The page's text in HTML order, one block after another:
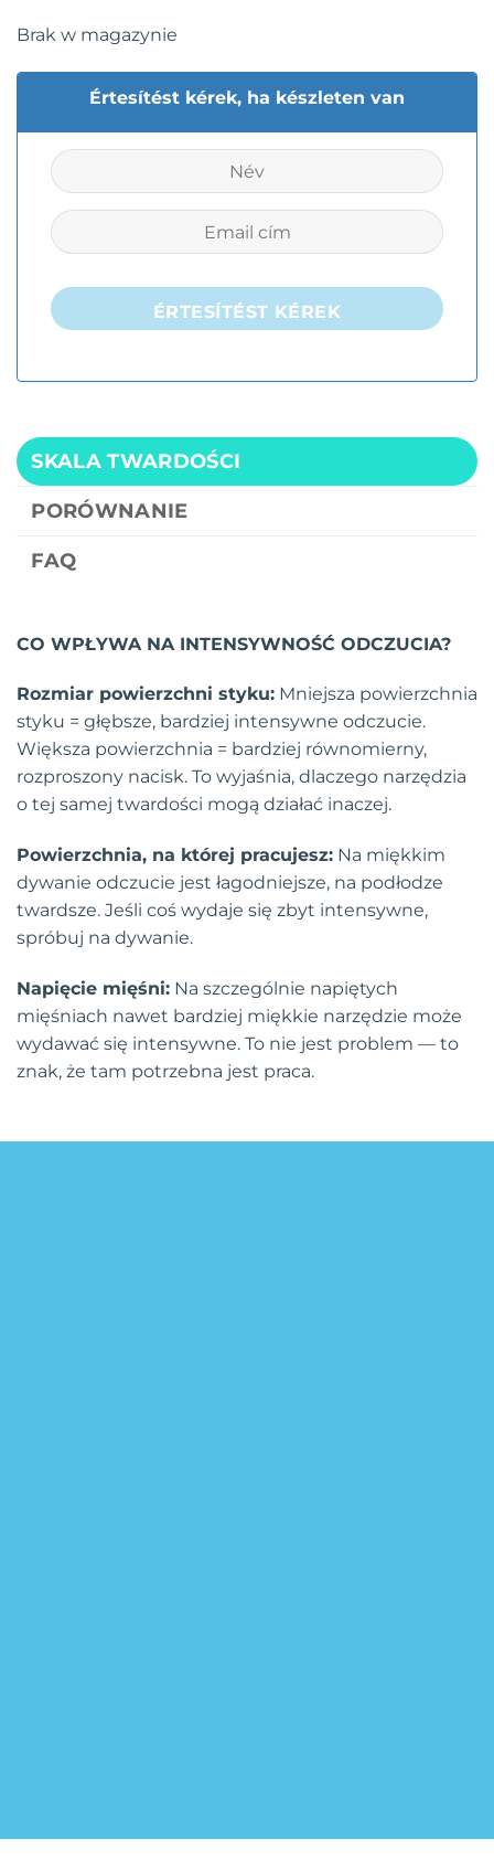
Brak w magazynie
Értesítést kérek, ha készleten van
ÉRTESÍTÉST KÉREK
SKALA TWARDOŚCI
PORÓWNANIE
FAQ
CO WPŁYWA NA INTENSYWNOŚĆ ODCZUCIA?
Rozmiar powierzchni styku: Mniejsza powierzchnia
styku = głębsze, bardziej intensywne odczucie.
Większa powierzchnia = bardziej równomierny,
rozproszony nacisk. To wyjaśnia, dlaczego narzędzia
o tej samej twardości mogą działać inaczej.
Powierzchnia, na której pracujesz: Na miękkim
dywanie odczucie jest łagodniejsze, na podłodze
twardsze. Jeśli coś wydaje się zbyt intensywne,
spróbuj na dywanie.
Napięcie mięśni: Na szczególnie napiętych
mięśniach nawet bardziej miękkie narzędzie może
wydawać się intensywne. To nie jest problem — to
znak, że tam potrzebna jest praca.